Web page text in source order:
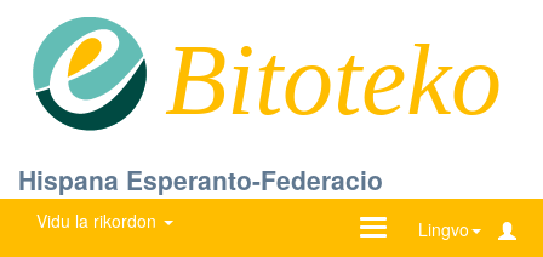
Bitoteko
Hispana Esperanto-Federacio
Vidu la rikordon Lingvo
Ŝanĝu